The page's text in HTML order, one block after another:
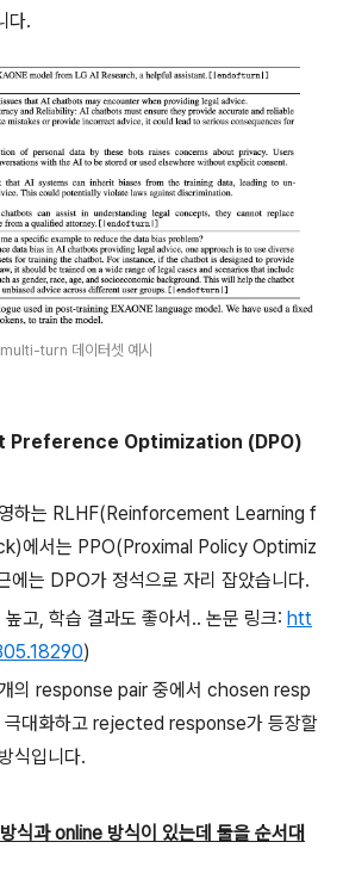
다.
multi-turn 데이터셋 예시
Preference Optimization (DPO)
하는 RLHF(Reinforcement Learning f
에서는 PPO(Proximal Policy Optimiz
에는 DPO가 정석으로 자리 잡았습니다.
고, 학습 결과도 좋아서.. 논문 링크: htt
)
의 response pair 중에서 chosen resp
극대화하고 rejected response가 등장할
식입니다.
식과 online 방식이 있는데 둘을 순서대